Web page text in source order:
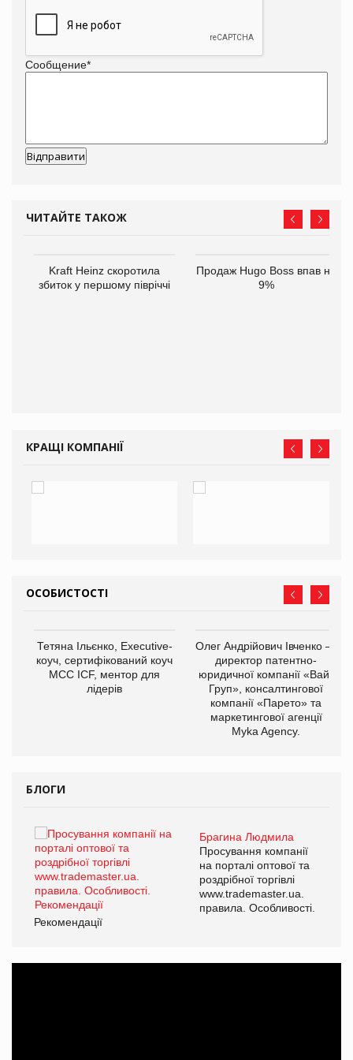
Сообщение*
ЧИТАЙТЕ ТАКОЖ
Kraft Heinz скоротила
збиток у першому півріччі
Продаж Hugo Boss впав на
9%
КРАЩІ КОМПАНІЇ
ОСОБИСТОСТІ
Тетяна Ільєнко, Executive-
коуч, сертифікований коуч
МСС ICF, ментор для
лідерів
Олег Андрійович Івченко —
директор патентно-
юридичної компанії «Вайз
Груп», консалтингової
компанії «Парето» та
маркетингової агенції
Myka Agency.
БЛОГИ
Брагина Людмила
Просування компанії
на порталі оптової та
роздрібної торгівлі
www.trademaster.ua.
правила. Особливості.
Рекомендації